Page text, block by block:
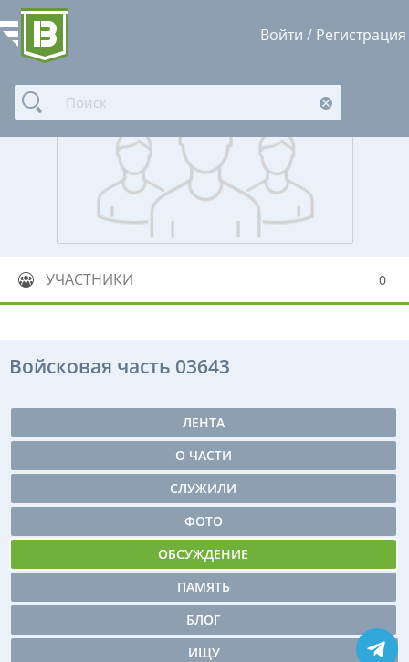
Войти / Регистрация
УЧАСТНИКИ 0
Войсковая часть 03643
ЛЕНТА
О ЧАСТИ
СЛУЖИЛИ
ФОТО
ОБСУЖДЕНИЕ
ПАМЯТЬ
БЛОГ
ИЩУ